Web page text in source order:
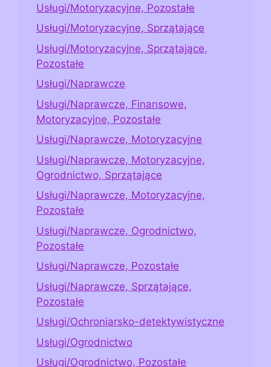
Usługi/Motoryzacyjne, Pozostałe
Usługi/Motoryzacyjne, Sprzątające
Usługi/Motoryzacyjne, Sprzątające,
Pozostałe
Usługi/Naprawcze
Usługi/Naprawcze, Finansowe,
Motoryzacyjne, Pozostałe
Usługi/Naprawcze, Motoryzacyjne
Usługi/Naprawcze, Motoryzacyjne,
Ogrodnictwo, Sprzątające
Usługi/Naprawcze, Motoryzacyjne,
Pozostałe
Usługi/Naprawcze, Ogrodnictwo,
Pozostałe
Usługi/Naprawcze, Pozostałe
Usługi/Naprawcze, Sprzątające,
Pozostałe
Usługi/Ochroniarsko-detektywistyczne
Usługi/Ogrodnictwo
Usługi/Ogrodnictwo, Pozostałe